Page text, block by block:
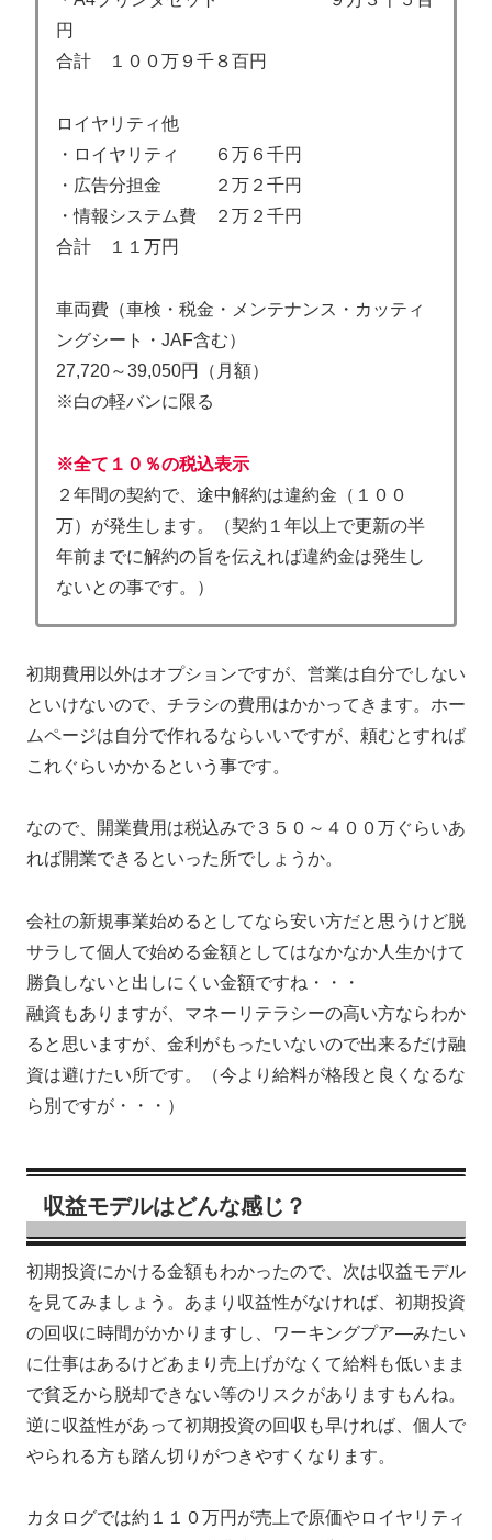
円
合計 １００万９千８百円
ロイヤリティ他
・ロイヤリティ ６万６千円
・広告分担金 ２万２千円
・情報システム費 ２万２千円
合計 １１万円
車両費（車検・税金・メンテナンス・カッティ
ングシート・JAF含む）
27,720～39,050円（月額）
※白の軽バンに限る
※全て１０％の税込表示
２年間の契約で、途中解約は違約金（１００
万）が発生します。（契約１年以上で更新の半
年前までに解約の旨を伝えれば違約金は発生し
ないとの事です。）
初期費用以外はオプションですが、営業は自分でしない
といけないので、チラシの費用はかかってきます。ホー
ムページは自分で作れるならいいですが、頼むとすれば
これぐらいかかるという事です。
なので、開業費用は税込みで３５０～４００万ぐらいあ
れば開業できるといった所でしょうか。
会社の新規事業始めるとしてなら安い方だと思うけど脱
サラして個人で始める金額としてはなかなか人生かけて
勝負しないと出しにくい金額ですね・・・
融資もありますが、マネーリテラシーの高い方ならわか
ると思いますが、金利がもったいないので出来るだけ融
資は避けたい所です。（今より給料が格段と良くなるな
ら別ですが・・・）
収益モデルはどんな感じ？
初期投資にかける金額もわかったので、次は収益モデル
を見てみましょう。あまり収益性がなければ、初期投資
の回収に時間がかかりますし、ワーキングプア―みたい
に仕事はあるけどあまり売上げがなくて給料も低いまま
で貧乏から脱却できない等のリスクがありますもんね。
逆に収益性があって初期投資の回収も早ければ、個人で
やられる方も踏ん切りがつきやすくなります。
カタログでは約１１０万円が売上で原価やロイヤリティ